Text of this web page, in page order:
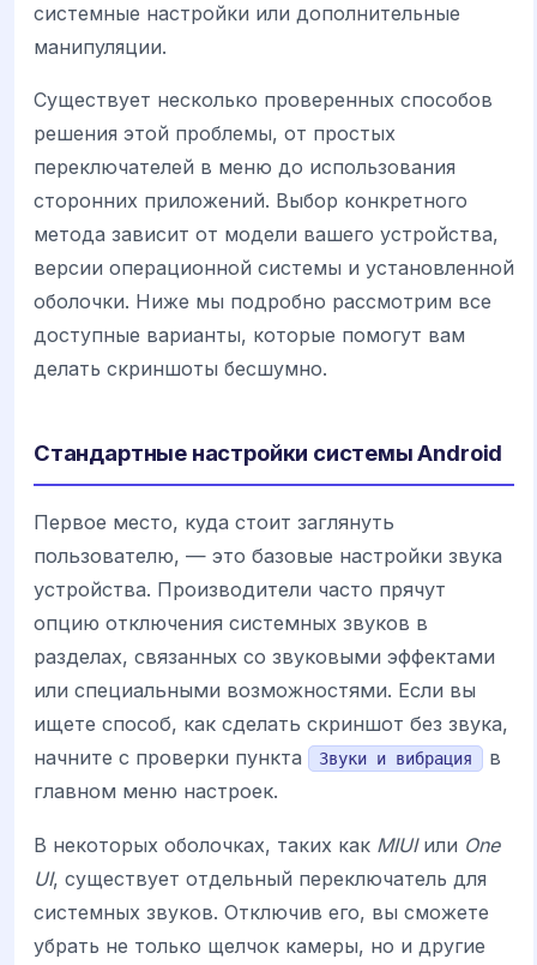
системные настройки или дополнительные
манипуляции.
Существует несколько проверенных способов
решения этой проблемы, от простых
переключателей в меню до использования
сторонних приложений. Выбор конкретного
метода зависит от модели вашего устройства,
версии операционной системы и установленной
оболочки. Ниже мы подробно рассмотрим все
доступные варианты, которые помогут вам
делать скриншоты бесшумно.
Стандартные настройки системы Android
Первое место, куда стоит заглянуть
пользователю, — это базовые настройки звука
устройства. Производители часто прячут
опцию отключения системных звуков в
разделах, связанных со звуковыми эффектами
или специальными возможностями. Если вы
ищете способ, как сделать скриншот без звука,
начните с проверки пункта
Звуки и вибрация
в
главном меню настроек.
В некоторых оболочках, таких как MIUIили One
UI, существует отдельный переключатель для
системных звуков. Отключив его, вы сможете
убрать не только щелчок камеры, но и другие